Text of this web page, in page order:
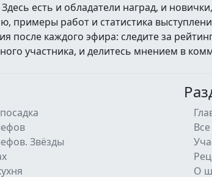
есть и обладатели наград, и
примеры работ и статистика
после каждого эфира: следите за
участника, и делитесь мнением в
Звёзды
О